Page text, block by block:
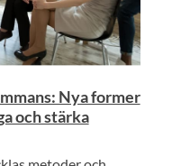
Nya former
och stärka